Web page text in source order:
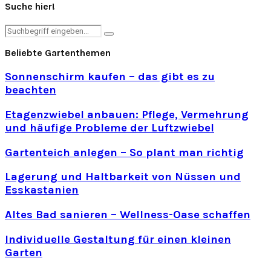
Suche hier!
Search
Search
Beliebte Gartenthemen
Sonnenschirm kaufen – das gibt es zu
beachten
Etagenzwiebel anbauen: Pflege, Vermehrung
und häufige Probleme der Luftzwiebel
Gartenteich anlegen – So plant man richtig
Lagerung und Haltbarkeit von Nüssen und
Esskastanien
Altes Bad sanieren – Wellness-Oase schaffen
Individuelle Gestaltung für einen kleinen
Garten